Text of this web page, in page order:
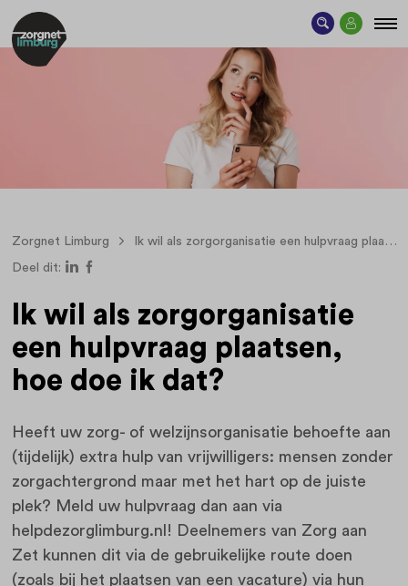
Zorgnet Limburg Ik wil als zorgorganisatie een hulpvraag plaatsen, hoe doe ik dat?
Deel dit:
Ik wil als zorgorganisatie
een hulpvraag plaatsen,
hoe doe ik dat?
Heeft uw zorg- of welzijnsorganisatie behoefte aan
(tijdelijk) extra hulp van vrijwilligers: mensen zonder
zorgachtergrond maar met het hart op de juiste
plek? Meld uw hulpvraag dan aan via
helpdezorglimburg.nl! Deelnemers van Zorg aan
Zet kunnen dit via de gebruikelijke route doen
(zoals bij het plaatsen van een vacature) via hun